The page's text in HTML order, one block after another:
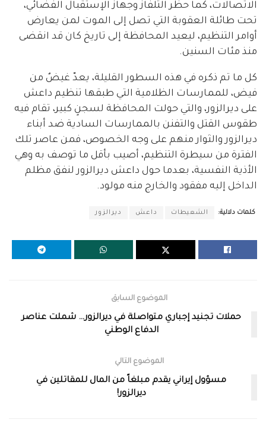
الاتصالات، كما حظر التلفاز وجهاز الإستقبال الفضائي،
تحت طائلة العقوبة التي تصل إلى الموت لمن يعارض
أوامر التنظيم، ليعيد المحافظة إلى تاريخ كان قد انقضى
منذ مئات السنين.
كل ما تم ذكره في هذه السطور القليلة، يعدّ غيضٌ من
فيض، للممارسات الظلامية التي طبقها تنظيم داعش
على ديرالزور، والتي حولت المحافظة لسجنٍ كبير، تقام فيه
طقوس القتل والتفنن بالممارسات السادية ضد أبناء
ديرالزور والثوار منهم على وجه الخصوص، فمن عاصر تلك
الفترة من سيطرة التنظيم، أصيب بأقل ما توصف به وهي
الأذية النفسية، بعدما حول داعش ديرالزور لنفق مظلم
الداخل إليه مفقود والخارج منه مولود.
كلمات دلالية: الشعيطات داعش ديرالزور
الموضوع السابق
حملات تجنيد إجباري متواصلة في ديرالزور… شملت عناصر
الدفاع الوطني
الموضوع التالي
مسؤول إيراني يقدم مبلغاً من المال للمقاتلين في
ديرالزور!